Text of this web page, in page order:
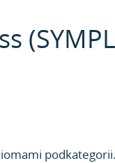
podkategorii.